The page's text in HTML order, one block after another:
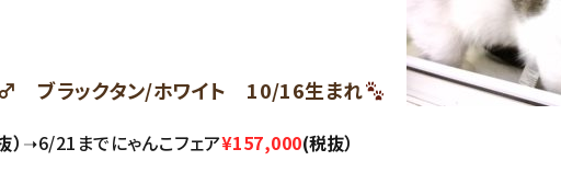
♂ ブラックタン/ホワイト 10/16生まれ
➝6/21までにゃんこフェア¥157,000(税抜）